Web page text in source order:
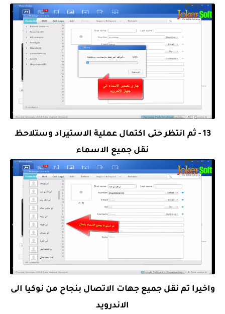
13 - ثم انتظر حتى اكتمال عملية الاستيراد وستلاحظ
نقل جميع الاسماء
واخيرا تم نقل جميع جهات الاتصال بنجاح من نوكيا الى
الاندرويد